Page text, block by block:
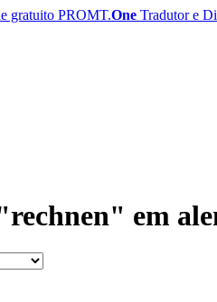
PROMT.One Tradutor e
em